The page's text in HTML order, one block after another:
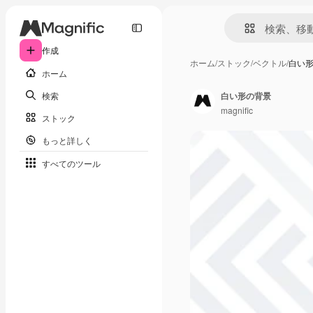
作成
ホーム
検索
ストック
もっと詳しく
すべてのツール
ホーム/ストック/ベクトル/白い
白い形の背景
magnific